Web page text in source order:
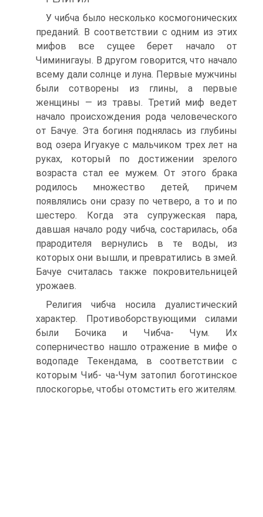
У чибча было несколько космогонических
преда­ний. В соответствии с одним из этих
мифов все сущее берет начало от
Чиминигауы. В другом говорится, что начало
всему дали солнце и луна. Первые мужчины
были сотворены из глины, а первые
женщины — из травы. Третий миф ведет
начало происхождения рода человеческого
от Бачуе. Эта богиня поднялась из глубины
вод озера Игуакуе с мальчиком трех лет на
руках, который по достижении зрелого
возраста стал ее мужем. От этого брака
родилось множество детей, причем
появлялись они сразу по четверо, а то и по
шестеро. Когда эта супружеская пара,
давшая нача­ло роду чибча, состарилась, оба
прародителя верну­лись в те воды, из
которых они вышли, и преврати­лись в змей.
Бачуе считалась также покровительни­цей
урожаев.
Религия чибча носила дуалистический
характер. Противоборствующими силами
были Бочика и Чибча- Чум. Их
соперничество нашло отражение в мифе о
водопаде Текендама, в соответствии с
которым Чиб- ча-Чум затопил боготинское
плоскогорье, чтобы ото­мстить его жителям.